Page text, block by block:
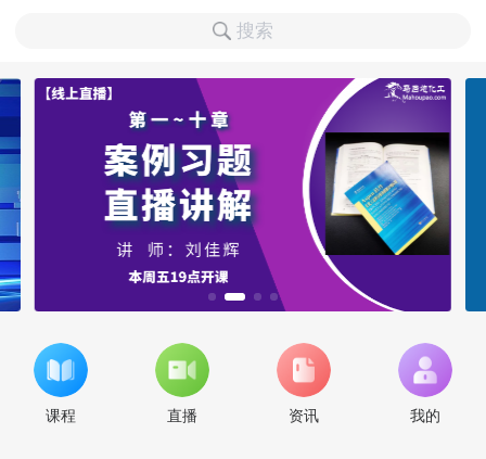
搜索
课程 直播 资讯 我的